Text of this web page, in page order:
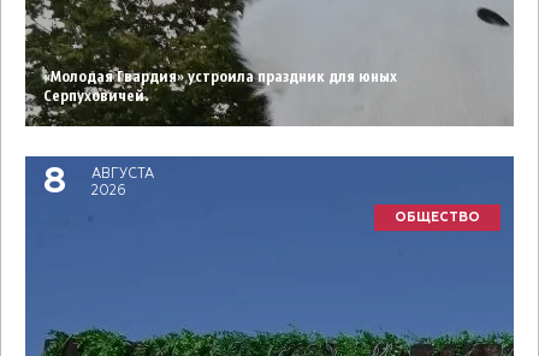
«Молодая Гвардия» устроила праздник для юных
Серпуховичей.
8
АВГУСТА
2026
ОБЩЕСТВО